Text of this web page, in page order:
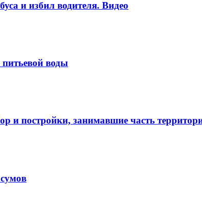
и избил водителя. Видео
питьевой воды
и постройки, занимавшие часть